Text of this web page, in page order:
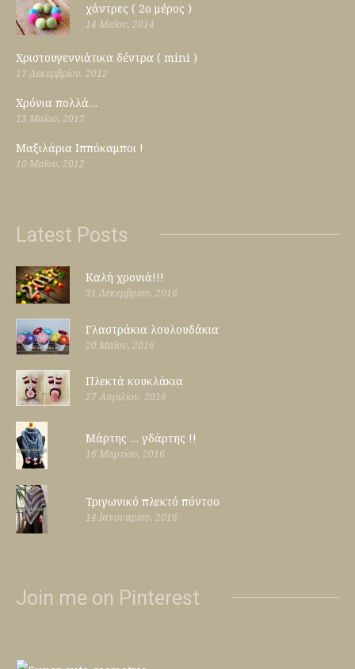
χάντρες ( 2ο μέρος )
14 Μαΐου, 2014
Χριστουγεννιάτικα δέντρα ( mini )
17 Δεκεμβρίου, 2012
Χρόνια πολλά…
13 Μαΐου, 2012
Μαξιλάρια Ιππόκαμποι !
10 Μαΐου, 2012
Latest Posts
Καλή χρονιά!!!
31 Δεκεμβρίου, 2016
Γλαστράκια λουλουδάκια
20 Μαΐου, 2016
Πλεκτά κουκλάκια
27 Απριλίου, 2016
Μάρτης … γδάρτης !!
16 Μαρτίου, 2016
Τριγωνικό πλεκτό πόντσο
14 Ιανουαρίου, 2016
Join me on Pinterest